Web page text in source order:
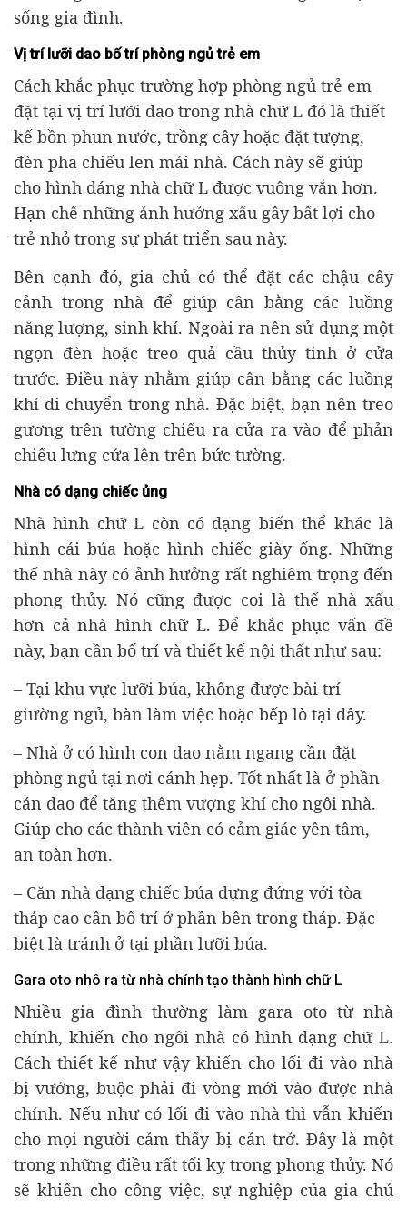
sống gia đình.
Vị trí lưỡi dao bố trí phòng ngủ trẻ em
Cách khắc phục trường hợp phòng ngủ trẻ em
đặt tại vị trí lưỡi dao trong nhà chữ L đó là thiết
kế bồn phun nước, trồng cây hoặc đặt tượng,
đèn pha chiếu len mái nhà. Cách này sẽ giúp
cho hình dáng nhà chữ L được vuông vắn hơn.
Hạn chế những ảnh hưởng xấu gây bất lợi cho
trẻ nhỏ trong sự phát triển sau này.
Bên cạnh đó, gia chủ có thể đặt các chậu cây
cảnh trong nhà để giúp cân bằng các luồng
năng lượng, sinh khí. Ngoài ra nên sử dụng một
ngọn đèn hoặc treo quả cầu thủy tinh ở cửa
trước. Điều này nhằm giúp cân bằng các luồng
khí di chuyển trong nhà. Đặc biệt, bạn nên treo
gương trên tường chiếu ra cửa ra vào để phản
chiếu lưng cửa lên trên bức tường.
Nhà có dạng chiếc ủng
Nhà hình chữ L còn có dạng biến thể khác là
hình cái búa hoặc hình chiếc giày ống. Những
thế nhà này có ảnh hưởng rất nghiêm trọng đến
phong thủy. Nó cũng được coi là thế nhà xấu
hơn cả nhà hình chữ L. Để khắc phục vấn đề
này, bạn cần bố trí và thiết kế nội thất như sau:
– Tại khu vực lưỡi búa, không được bài trí
giường ngủ, bàn làm việc hoặc bếp lò tại đây.
– Nhà ở có hình con dao nằm ngang cần đặt
phòng ngủ tại nơi cánh hẹp. Tốt nhất là ở phần
cán dao để tăng thêm vượng khí cho ngôi nhà.
Giúp cho các thành viên có cảm giác yên tâm,
an toàn hơn.
– Căn nhà dạng chiếc búa dựng đứng với tòa
tháp cao cần bố trí ở phần bên trong tháp. Đặc
biệt là tránh ở tại phần lưỡi búa.
Gara oto nhô ra từ nhà chính tạo thành hình chữ L
Nhiều gia đình thường làm gara oto từ nhà
chính, khiến cho ngôi nhà có hình dạng chữ L.
Cách thiết kế như vậy khiến cho lối đi vào nhà
bị vướng, buộc phải đi vòng mới vào được nhà
chính. Nếu như có lối đi vào nhà thì vẫn khiến
cho mọi người cảm thấy bị cản trở. Đây là một
trong những điều rất tối kỵ trong phong thủy. Nó
sẽ khiến cho công việc, sự nghiệp của gia chủ